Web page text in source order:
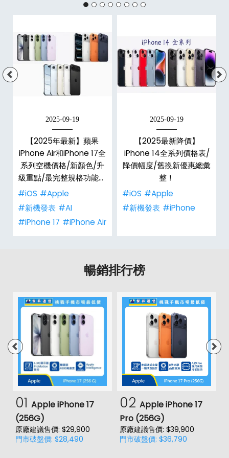
2025-09-19
【2025年最新】蘋果
iPhone Air和iPhone 17全
系列空機價格/新顏色/升
級重點/最完整規格功能懶
人包！
#iOS #Apple
#新機發表 #AI
#iPhone 17 #iPhone Air
2025-09-19
【2025最新降價】
iPhone 14全系列價格表/
降價幅度/舊換新優惠總彙
整！
#iOS #Apple
#新機發表 #iPhone
暢銷排行榜
01 Apple iPhone 17
(256G)
原廠建議售價: $29,900
門市破盤價: $28,490
02 Apple iPhone 17
Pro (256G)
原廠建議售價: $39,900
門市破盤價: $36,790